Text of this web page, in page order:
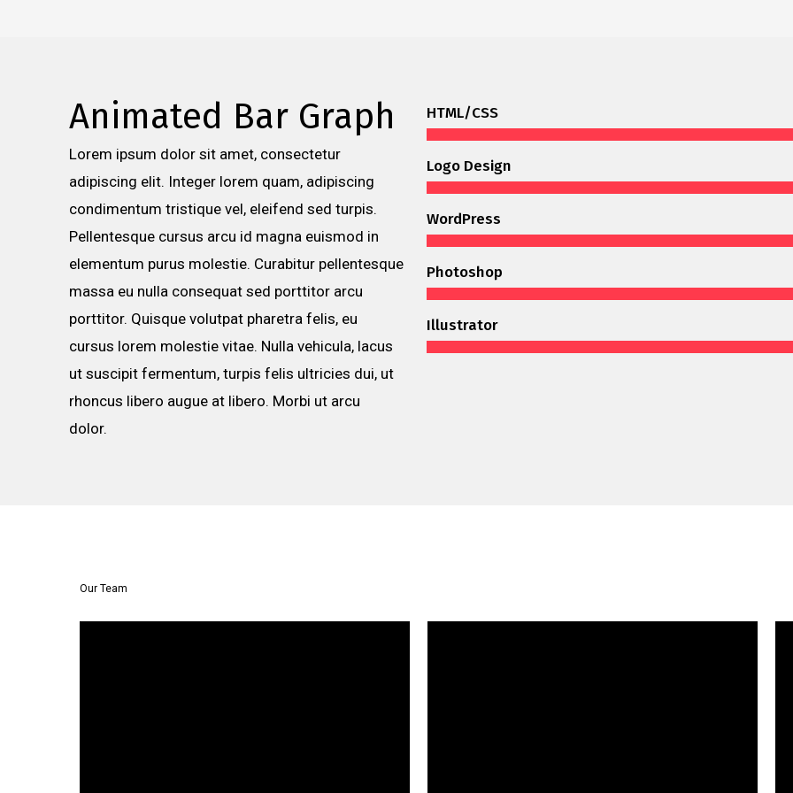
Animated Bar Graph
Lorem ipsum dolor sit amet, consectetur
adipiscing elit. Integer lorem quam, adipiscing
condimentum tristique vel, eleifend sed turpis.
Pellentesque cursus arcu id magna euismod in
elementum purus molestie. Curabitur pellentesque
massa eu nulla consequat sed porttitor arcu
porttitor. Quisque volutpat pharetra felis, eu
cursus lorem molestie vitae. Nulla vehicula, lacus
ut suscipit fermentum, turpis felis ultricies dui, ut
rhoncus libero augue at libero. Morbi ut arcu
dolor.
HTML/CSS
Logo Design
WordPress
Photoshop
Illustrator
Our Team